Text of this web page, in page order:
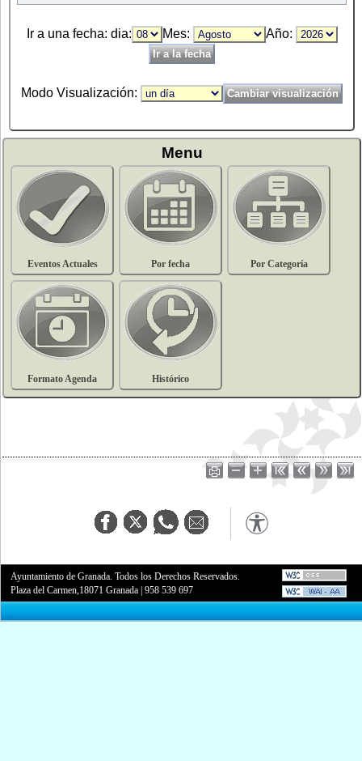
Ir a una fecha: dia: Mes: Año:
Modo Visualización:
Menu
Eventos Actuales Por fecha Por Categoría
Formato Agenda Histórico
Ayuntamiento de Granada. Todos los Derechos Reservados.
Plaza del Carmen,18071 Granada |958 539 697